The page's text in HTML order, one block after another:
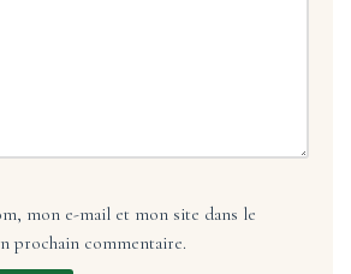
mon e-mail et mon site dans le
prochain commentaire.